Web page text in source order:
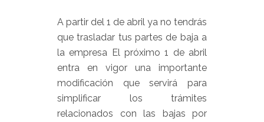
A partir del 1 de abril ya no tendrás
que trasladar tus partes de baja a
la empresa El próximo 1 de abril
entra en vigor una importante
modificación que servirá para
simplificar los trámites
relacionados con las bajas por